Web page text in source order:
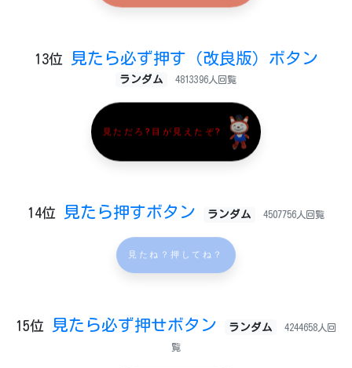
13位 見たら必ず押す（改良版）ボタン
ランダム 4813396人回覧
見ただろ?目が見えたぞ?
14位 見たら押すボタン ランダム 4507756人回覧
見たね？押してね？
15位 見たら必ず押せボタン ランダム 4244658人回
覧